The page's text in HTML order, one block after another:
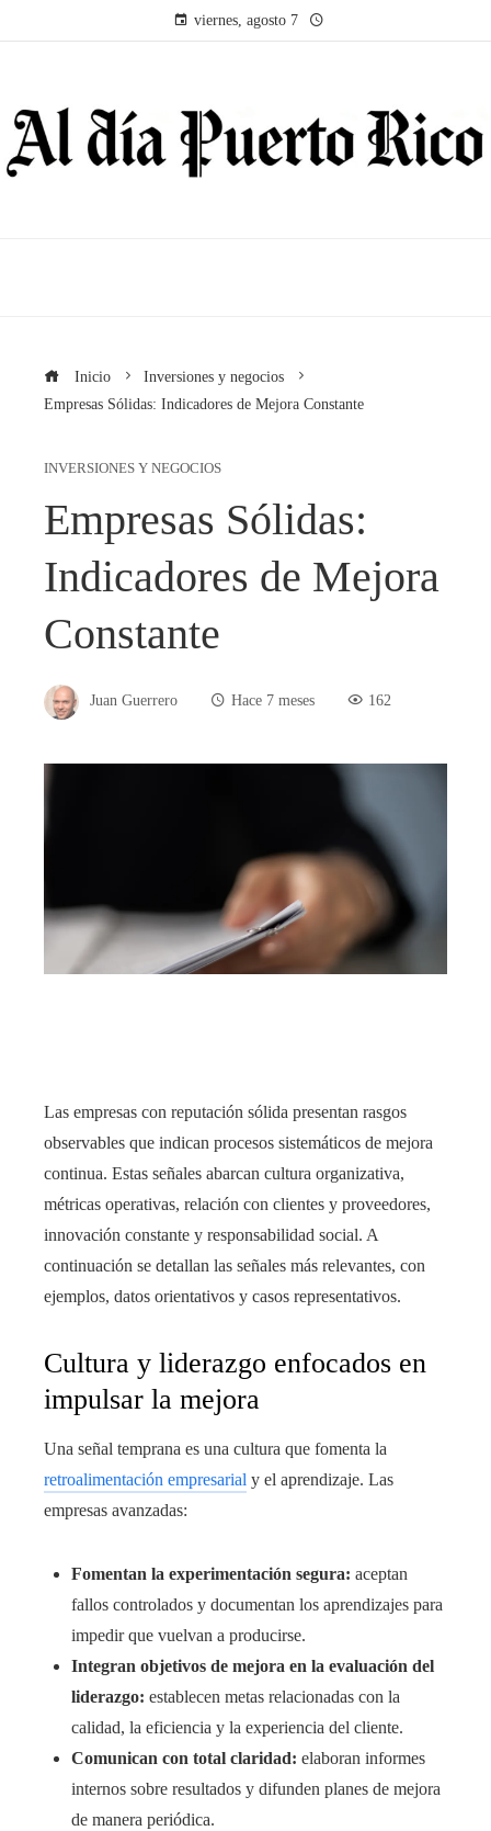
viernes, agosto 7
Inicio
Inversiones y negocios
Empresas Sólidas: Indicadores de Mejora Constante
INVERSIONES Y NEGOCIOS
Empresas Sólidas:
Indicadores de Mejora
Constante
Juan Guerrero Hace 7 meses 162
Las empresas con reputación sólida presentan rasgos
observables que indican procesos sistemáticos de mejora
continua. Estas señales abarcan cultura organizativa,
métricas operativas, relación con clientes y proveedores,
innovación constante y responsabilidad social. A
continuación se detallan las señales más relevantes, con
ejemplos, datos orientativos y casos representativos.
Cultura y liderazgo enfocados en
impulsar la mejora
Una señal temprana es una cultura que fomenta la
retroalimentación empresarial y el aprendizaje. Las
empresas avanzadas:
Fomentan la experimentación segura: aceptan
fallos controlados y documentan los aprendizajes para
impedir que vuelvan a producirse.
Integran objetivos de mejora en la evaluación del
liderazgo: establecen metas relacionadas con la
calidad, la eficiencia y la experiencia del cliente.
Comunican con total claridad: elaboran informes
internos sobre resultados y difunden planes de mejora
de manera periódica.